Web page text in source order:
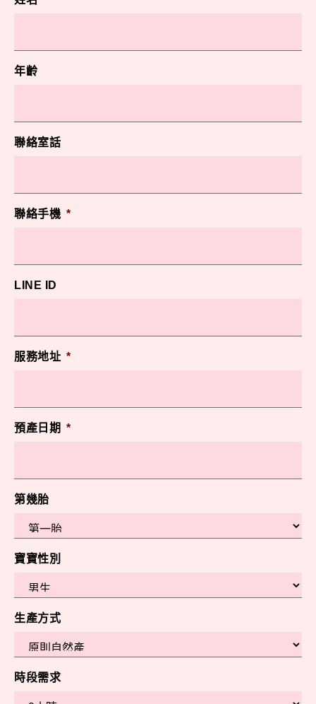
年齡
聯絡室話
聯絡手機 *
LINE ID
服務地址 *
預產日期 *
第幾胎
寶寶性別
生產方式
時段需求